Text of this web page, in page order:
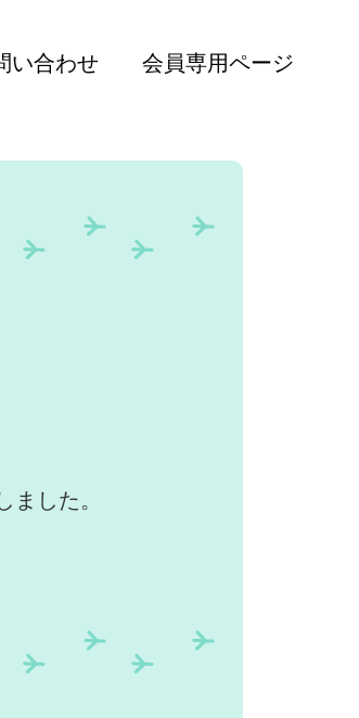
い合わせ 会員専用ページ
した。